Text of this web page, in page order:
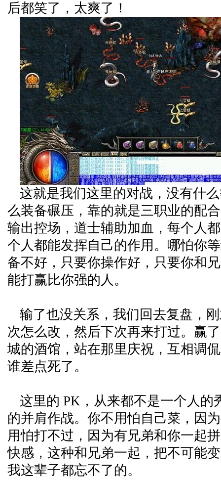
后都笑了，太爽了！
这就是我们这里的对战，没有什
么装备碾压，靠的就是三职业的配
输出控场，道士辅助加血，每个人
个人都能发挥自己的作用。哪怕你
备不好，只要你操作好，只要你和
能打赢比你强的人。
输了也没关系，我们回去复盘，
次怎么改，然后下次再来打过。赢
城的酒馆，站在那里庆祝，互相调
谁差点死了。
这里的 PK，从来都不是一个人的
的并肩作战。你不用怕自己菜，因
用怕打不过，因为有兄弟和你一起
快感，这种和兄弟一起，把不可能
我这辈子都忘不了的。